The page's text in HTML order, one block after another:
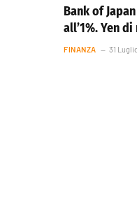
Bank of
all’1%. Yen
FINANZA 31